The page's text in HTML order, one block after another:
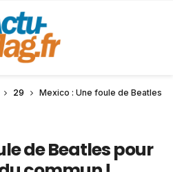
29 Mexico : Une foule de Beatles
de Beatles pour